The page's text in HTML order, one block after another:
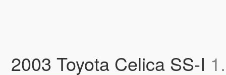
2003 Toyota Celica SS-I